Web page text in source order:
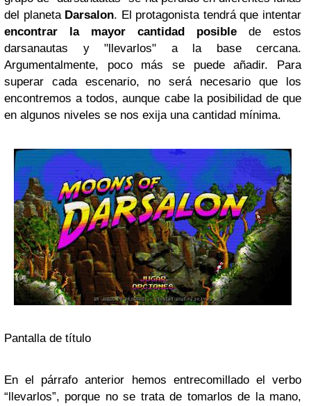
del planeta Darsalon. El protagonista tendrá que intentar
encontrar la mayor cantidad posible de estos
darsanautas y "llevarlos" a la base cercana.
Argumentalmente, poco más se puede añadir. Para
superar cada escenario, no será necesario que los
encontremos a todos, aunque cabe la posibilidad de que
en algunos niveles se nos exija una cantidad mínima.
Pantalla de título
En el párrafo anterior hemos entrecomillado el verbo
“llevarlos”, porque no se trata de tomarlos de la mano,